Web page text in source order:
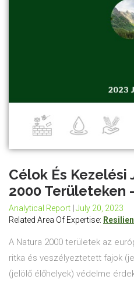
Célok És
2000 Területeken
Analytical Report July 20, 2023
Related Area Of Expertise:
A Natura 2000 területek az
ritka és veszélyeztetett fajok
(jelölő élőhelyek) védelme